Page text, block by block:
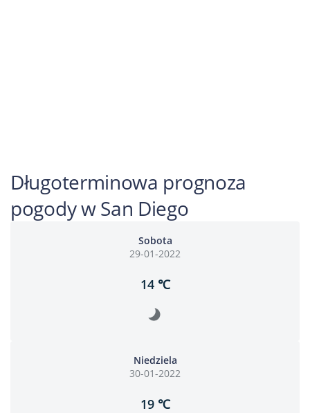
Długoterminowa prognoza
pogody w San Diego
Sobota
29-01-2022
14 ℃
Niedziela
30-01-2022
19 ℃